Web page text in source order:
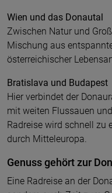
Wien und das Donautal
Zwischen Natur und
Mischung aus
österreichischer
Bratislava und Budapest
Hier verbindet der
mit weiten Flussauen
Radreise wird schnell zu
durch Mitteleuropa.
Genuss gehört zur
Eine Radreise an der